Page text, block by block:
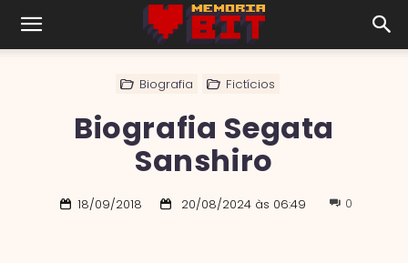
Biografia Fictícios
Biografia Segata
Sanshiro
18/09/2018 20/08/2024 às 06:49 0